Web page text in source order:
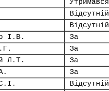
Утримався
Відсутній
Відсутній
І.В.
За
За
Л.Т.
За
За
Відсутній